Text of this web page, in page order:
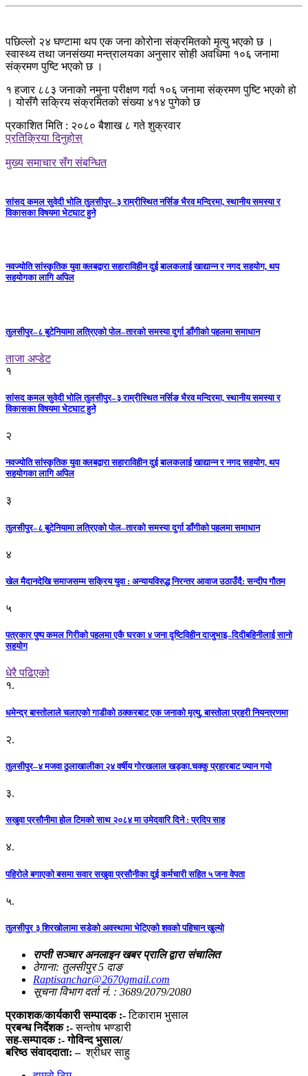
पछिल्लो २४ घण्टामा थप एक जना कोरोना संक्रमितको मृत्यु भएको छ ।
स्वास्थ्य तथा जनसंख्या मन्त्रालयका अनुसार सोही अवधिमा १०६ जनामा
संक्रमण पुष्टि भएको छ ।
१ हजार ८८३ जनाको नमुना परीक्षण गर्दा १०६ जनामा संक्रमण पुष्टि भएको हो
। योसँगै सक्रिय संक्रमितको संख्या ४१४ पुगेको छ
प्रकाशित मिति : २०८० बैशाख ८ गते शुक्रवार
प्रतिक्रिया दिनुहोस्
मुख्य समाचार सँग संबन्धित
सांसद कमल सुवेदी भोलि तुलसीपुर–३ राम्रीस्थित नर्सिङ भैरव मन्दिरमा, स्थानीय समस्या र
विकासका विषयमा भेटघाट हुने
नवज्योति सांस्कृतिक युवा क्लबद्वारा सहाराविहीन दुई बालकलाई खाद्यान्न र नगद सहयोग, थप
सहयोगका लागि अपिल
तुलसीपुर–८ बुटेनियामा लत्रिएको पोल–तारको समस्या दुर्गा डाँगीको पहलमा समाधान
ताजा अप्डेट
१
सांसद कमल सुवेदी भोलि तुलसीपुर–३ राम्रीस्थित नर्सिङ भैरव मन्दिरमा, स्थानीय समस्या र
विकासका विषयमा भेटघाट हुने
२
नवज्योति सांस्कृतिक युवा क्लबद्वारा सहाराविहीन दुई बालकलाई खाद्यान्न र नगद सहयोग, थप
सहयोगका लागि अपिल
३
तुलसीपुर–८ बुटेनियामा लत्रिएको पोल–तारको समस्या दुर्गा डाँगीको पहलमा समाधान
४
खेल मैदानदेखि समाजसम्म सक्रिय युवा : अन्यायविरुद्ध निरन्तर आवाज उठाउँदै: सन्दीप गौतम
५
पत्रकार पुष्प कमल गिरीको पहलमा एकै घरका ४ जना दृष्टिविहीन दाजुभाइ–दिदीबहिनीलाई सानो
सहयोग
धेरै पढिएको
१.
धमेन्द्र बास्तोलाले चलाएको गाडीको ठक्करबाट एक जनाको मृत्यु, बास्तोला प्रहरी नियन्त्रणमा
२.
तुलसीपुर–४ मजवा ठुलाखालीका २४ वर्षीय गोरखलाल खड्का.चक्कु प्रहारबाट ज्यान गयो
३.
सखुवा प्रसौनीमा होल टिमको साथ २०८४ मा उमेदवारि दिने : प्रदिप साह
४.
पहिराेले बगाएकाे बसमा सवार सखुवा प्रसाैनीका दुई कर्मचारी सहित ५ जना वेपता
५.
तुलसीपुर ३ शिरखोलामा सडेको अवस्थामा भेटिएको शवको पहिचान खुल्यो
राप्ती सञ्चार अनलाइन खबर प्रालि द्वारा संचालित
ठेगाना: तुलसीपुर 5 दाङ
Raptisanchar@2670gmail.com
सूचना विभाग दर्ता नं. : 3689/2079/2080
प्रकाशक/कार्यकारी सम्पादक :-टिकाराम भुसाल
प्रबन्ध निर्देशक :-सन्तोष भण्डारी
सह-सम्पादक :- गोविन्द भुसाल/
बरिष्ठ संवाददाता: – श्रीधर साहु